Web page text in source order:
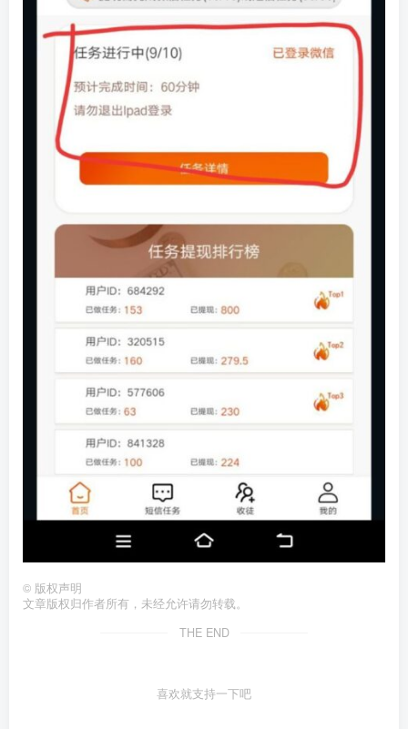
© 版权声明
文章版权归作者所有，未经允许请勿转载。
THE END
喜欢就支持一下吧